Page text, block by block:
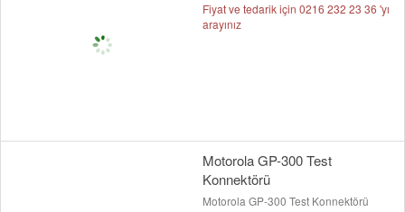
Fiyat ve tedarik için 0216 232 23 36 'yı
arayınız
Motorola GP-300 Test
Konnektörü
Motorola GP-300 Test Konnektörü